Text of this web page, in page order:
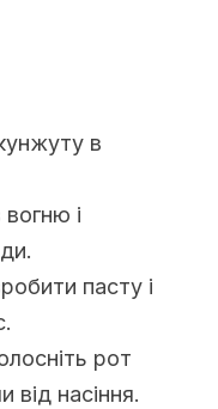
в
і
пасту і
рот
від насіння.